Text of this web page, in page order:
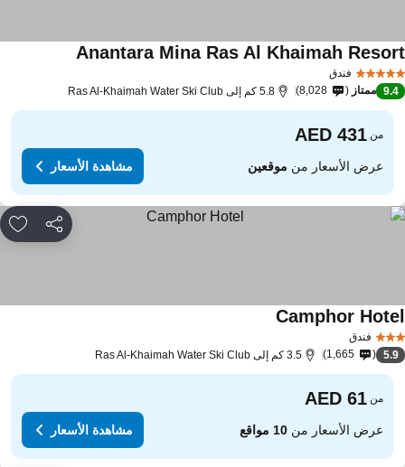
فندق
Anantara Mina Ras Al Khaimah
9.4 ممتاز 8,028 5.8 كم إلى Ras Al-Khaimah Water Ski Club
من
عرض الأسعار منموقعين مشاهدة الأسعار
مشاركة
فندق
Camphor
5.9
1,665 3.5 كم إلى Ras Al-Khaimah Water Ski Club
من
عرض الأسعار من10 مواقع مشاهدة الأسعار